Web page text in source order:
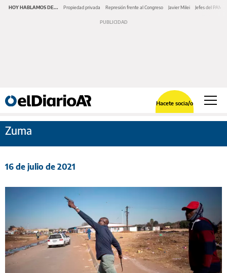
HOY HABLAMOS DE... Propiedad privada Represión frente al Congreso Javier Milei Jefes del PAMI
Hacete socia/o
Zuma
16 de julio de 2021